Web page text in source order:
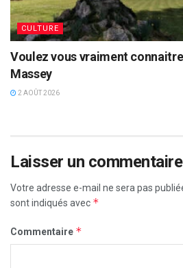
CULTURE
Voulez vous vraiment
Massey
2 AOÛT 2026
Laisser un commentaire
Votre adresse e-mail ne sera pas
sont indiqués avec *
Commentaire *